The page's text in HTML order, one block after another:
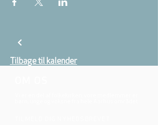
Tilbage til kalender